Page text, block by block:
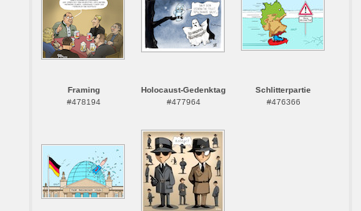
Framing
#478194
Holocaust-Gedenktag
#477964
Schlitterpartie
#476366